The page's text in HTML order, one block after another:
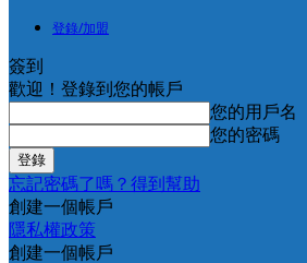
登錄/加盟
簽到
歡迎！登錄到您的帳戶
您的用戶名
您的密碼
忘記密碼了嗎？得到幫助
創建一個帳戶
隱私權政策
創建一個帳戶